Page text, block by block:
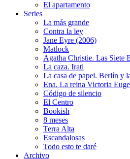
El apartamento
Series
La más grande
Contra la ley
Jane Eyre (2006)
Matlock
Agatha Christie. Las Siete
La caza. Irati
La casa de papel. Berlín y
Ena. La reina Victoria
Código de silencio
El Centro
Bookish
8 meses
Terra Alta
Escandalosas
Todo esto te daré
Archivo